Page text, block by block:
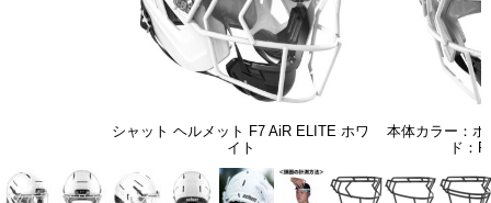
シャット ヘルメット F7 AiR ELITE ホワ
イト
本体カラー：
ド：